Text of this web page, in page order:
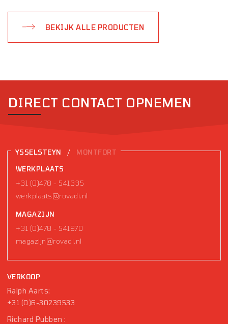
BEKIJK ALLE PRODUCTEN
DIRECT CONTACT OPNEMEN
YSSELSTEYN / MONTFORT
WERKPLAATS
+31 (0)478 - 541335
werkplaats@rovadi.nl
MAGAZIJN
+31 (0)478 - 541970
magazijn@rovadi.nl
VERKOOP
Ralph Aarts:
+31 (0)6-30239533
Richard Pubben :